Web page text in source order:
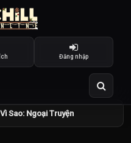
Đăng nhập
Sao: Ngoại Truyện